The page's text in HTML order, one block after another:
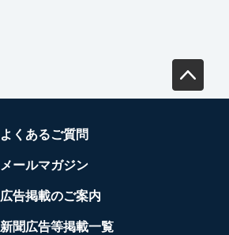
よくあるご質問
メールマガジン
広告掲載のご案内
新聞広告等掲載一覧